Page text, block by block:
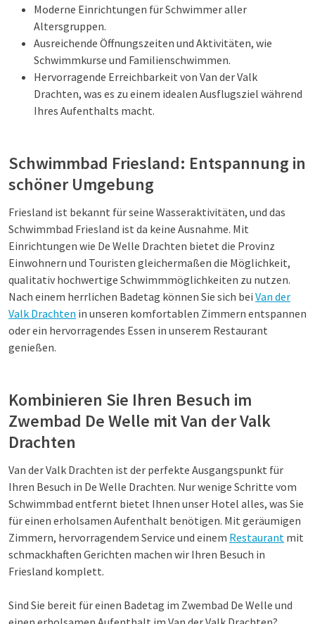
Moderne Einrichtungen für Schwimmer aller
Altersgruppen.
Ausreichende Öffnungszeiten und Aktivitäten, wie
Schwimmkurse und Familienschwimmen.
Hervorragende Erreichbarkeit von Van der Valk
Drachten, was es zu einem idealen Ausflugsziel während
Ihres Aufenthalts macht.
Schwimmbad Friesland: Entspannung in
schöner Umgebung
Friesland ist bekannt für seine Wasseraktivitäten, und das
Schwimmbad Friesland ist da keine Ausnahme. Mit
Einrichtungen wie De Welle Drachten bietet die Provinz
Einwohnern und Touristen gleichermaßen die Möglichkeit,
qualitativ hochwertige Schwimmmöglichkeiten zu nutzen.
Nach einem herrlichen Badetag können Sie sich bei Van der
Valk Drachten in unseren komfortablen Zimmern entspannen
oder ein hervorragendes Essen in unserem Restaurant
genießen.
Kombinieren Sie Ihren Besuch im
Zwembad De Welle mit Van der Valk
Drachten
Van der Valk Drachten ist der perfekte Ausgangspunkt für
Ihren Besuch in De Welle Drachten. Nur wenige Schritte vom
Schwimmbad entfernt bietet Ihnen unser Hotel alles, was Sie
für einen erholsamen Aufenthalt benötigen. Mit geräumigen
Zimmern, hervorragendem Service und einem Restaurant mit
schmackhaften Gerichten machen wir Ihren Besuch in
Friesland komplett.
Sind Sie bereit für einen Badetag im Zwembad De Welle und